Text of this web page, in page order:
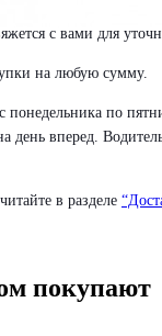
в указанный вами
с вами для
на любую сумму.
с понедельника по
день вперед.
в разделе
покупают